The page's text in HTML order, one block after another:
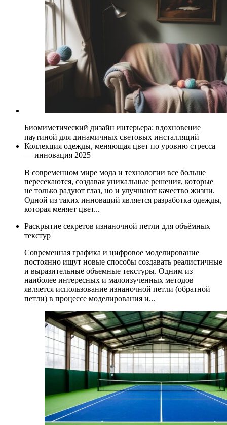
Биомиметический дизайн интерьера: вдохновение
паутиной для динамичных световых инсталляций
Коллекция одежды, меняющая цвет по уровню стресса
— инновация 2025
В современном мире мода и технологии все больше
пересекаются, создавая уникальные решения, которые
не только радуют глаз, но и улучшают качество жизни.
Одной из таких инноваций является разработка одежды,
которая меняет цвет...
Раскрытие секретов изнаночной петли для объёмных
текстур
Современная графика и цифровое моделирование
постоянно ищут новые способы создавать реалистичные
и выразительные объемные текстуры. Одним из
наиболее интересных и малоизученных методов
является использование изнаночной петли (обратной
петли) в процессе моделирования и...